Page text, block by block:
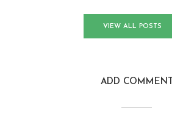
VIEW ALL POSTS
ADD COMMENT